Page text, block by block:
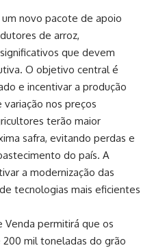
novo pacote de apoio
de arroz,
que devem
O objetivo central é
e incentivar a produção
nos preços
terão maior
safra, evitando perdas e
do país. A
a modernização das
tecnologias mais eficientes
permitirá que os
mil toneladas do grão